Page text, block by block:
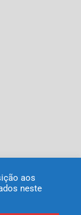
aos
neste